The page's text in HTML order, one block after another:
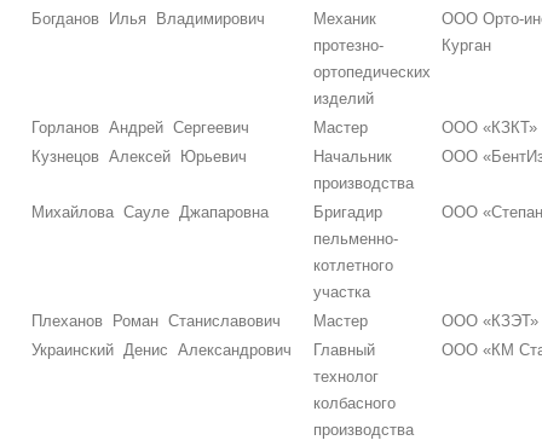
Богданов Илья Владимирович
Механик
протезно-
ортопедических
изделий
ООО Орто-
Курган
Горланов Андрей Сергеевич Мастер
ООО «КЗКТ»
Кузнецов Алексей Юрьевич
Начальник
производства
ООО
Михайлова Сауле Джапаровна
Бригадир
пельменно-
котлетного
участка
ООО
Плеханов Роман Станиславович Мастер
ООО «КЗЭТ»
Украинский Денис Александрович
Главный
технолог
колбасного
производства
ООО «КМ